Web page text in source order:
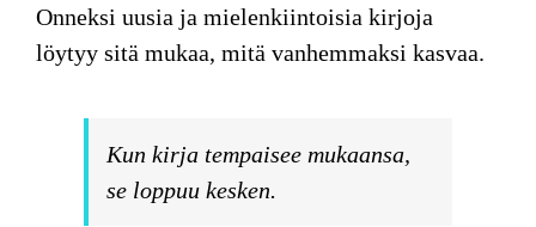
Onneksi uusia ja mielenkiintoisia kirjoja
löytyy sitä mukaa, mitä vanhemmaksi kasvaa.
Kun kirja tempaisee mukaansa,
se loppuu kesken.